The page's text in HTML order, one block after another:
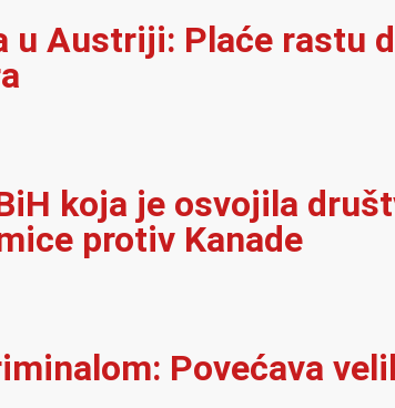
u Austriji: Plaće rastu
koja je osvojila
protiv Kanade
Povećava